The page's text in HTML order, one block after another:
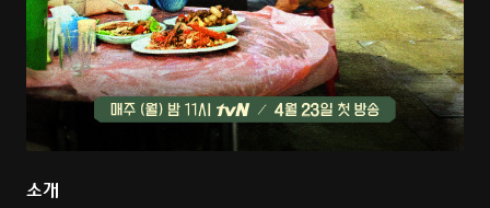
소개